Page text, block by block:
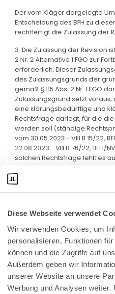
Diese Webseite verwendet
Wir verwenden Cookies, um
personalisieren, Funktionen
können und die Zugriffe auf
Außerdem geben wir
unserer Website an unsere
Werbung und Analysen
Der vom Kläger dargelegte
Entscheidung des BFH zu
rechtfertigt die Zulassung der
3. Die Zulassung der Revision
2 Nr. 2 Alternative 1 FGO zur
erforderlich. Dieser
des Zulassungsgrunds der
gemäß § 115 Abs. 2 Nr. 1 FGO
Zulassungsgrund setzt
eine klärungsbedürftige und
Rechtsfrage darlegt, für die
werden soll (ständige
vom 30.05.2023 - VIII B 15/22,
22.08.2023 - VIII B 76/22, BFH/
solchen Rechtsfrage fehlt es
Bundeskanzlerplatz 2